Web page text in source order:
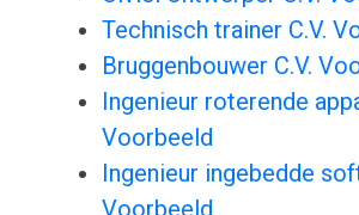
Technisch trainer C.V.
Bruggenbouwer C.V.
Ingenieur roterende
Voorbeeld
Ingenieur ingebedde
Voorbeeld